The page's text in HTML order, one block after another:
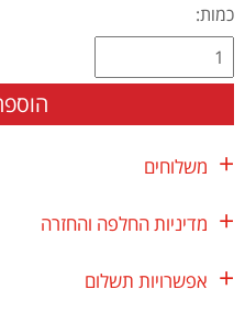
כמות:
משלוחים
מדיניות החלפה והחזרה
אפשרויות תשלום